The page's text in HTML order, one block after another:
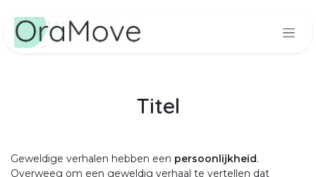
Titel
Geweldige verhalen hebben een persoonlijkheid.
Overweeg om een geweldig verhaal te vertellen dat